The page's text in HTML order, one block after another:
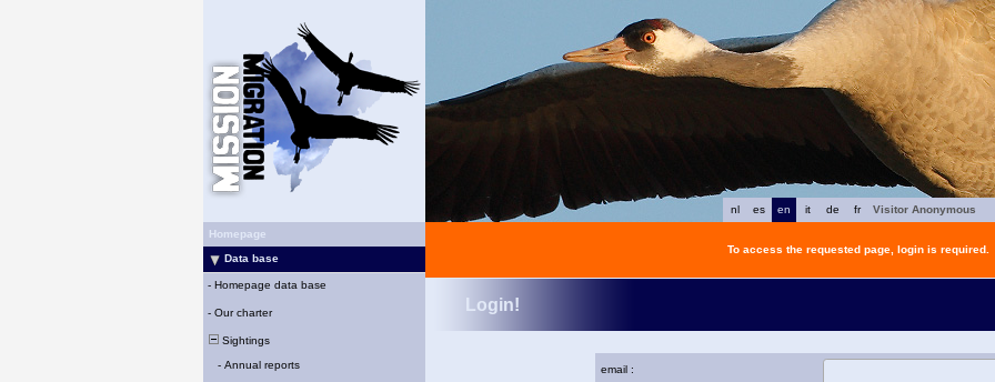
fr
de
it
en
es
nl
Visitor Anonymous
Homepage
Data base
- Homepage data base
- Our charter
Sightings
- Annual reports
To access the requested page, login is required.
Login!
email :